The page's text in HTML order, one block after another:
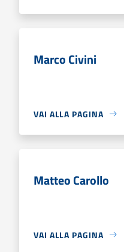
Marco Civini
VAI ALLA PAGINA
Matteo Carollo
VAI ALLA PAGINA